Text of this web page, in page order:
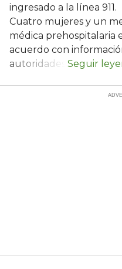
ingresado a la línea 911.
Cuatro mujeres y un
médica prehospitalaria
acuerdo con
autoridades.